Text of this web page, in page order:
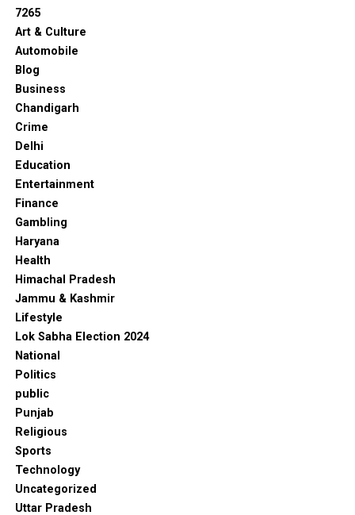
7265
Art & Culture
Automobile
Blog
Business
Chandigarh
Crime
Delhi
Education
Entertainment
Finance
Gambling
Haryana
Health
Himachal Pradesh
Jammu & Kashmir
Lifestyle
Lok Sabha Election 2024
National
Politics
public
Punjab
Religious
Sports
Technology
Uncategorized
Uttar Pradesh